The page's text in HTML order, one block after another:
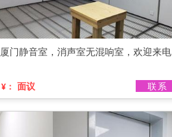
厦门静音室，消声室无混响室，欢迎来电
¥： 面议 联系